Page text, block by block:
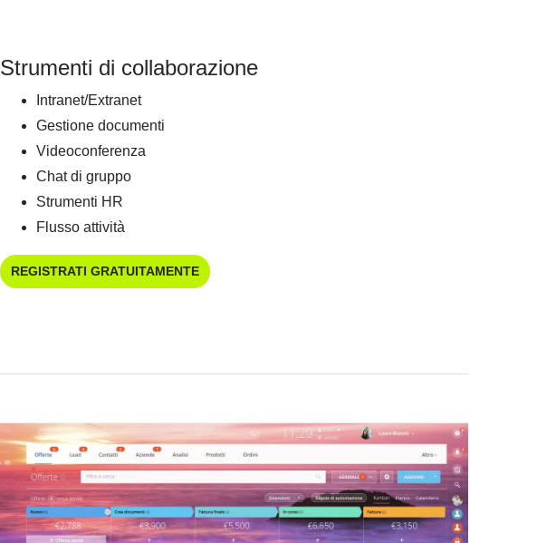
Strumenti di collaborazione
Intranet/Extranet
Gestione documenti
Videoconferenza
Chat di gruppo
Strumenti HR
Flusso attività
REGISTRATI GRATUITAMENTE